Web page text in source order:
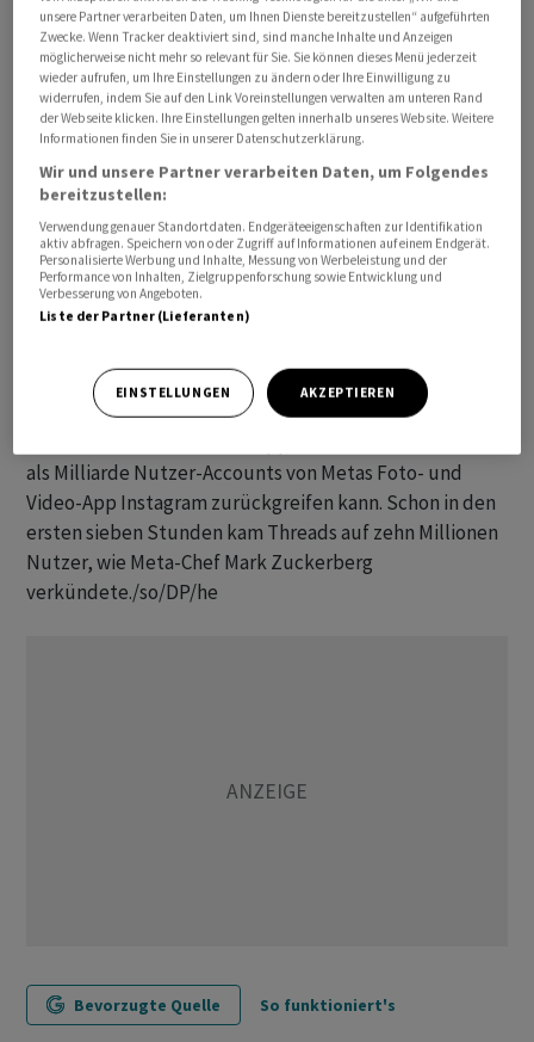
Kurznachrichtendienstes eingestellt, die über
vertrauliche interne Informationen verfügten. Twitter-
Besitzer Elon Musk hatte seit der Übernahme im
vergangenen Oktober tausende Mitarbeiter entlassen.
Viele von ihnen fanden neue Jobs bei anderen Tech-
Konzernen.
Bei Meta seien die Anschuldigungen zurückgewiesen
worden, schrieb Semafor. So arbeiteten in dem
Entwicklerteam von Threads keine ehemaligen Twitter-
Beschäftigte, hiess es.
Meta hatte seine Twitter-Konkurrenz-App in der Nacht
zum Donnerstag veröffentlicht. Threads gilt als starker
als Milliarde Nutzer-Accounts von Metas Foto- und
Video-App Instagram zurückgreifen kann. Schon in den
ersten sieben Stunden kam Threads auf zehn Millionen
Nutzer, wie Meta-Chef Mark Zuckerberg
verkündete./so/DP/he
Bevorzugte Quelle So funktioniert's
unsere Partner verarbeiten Daten, um Ihnen Dienste bereitzustellen“ aufgeführten
Zwecke. Wenn Tracker deaktiviert sind, sind manche Inhalte und Anzeigen
möglicherweise nicht mehr so relevant für Sie. Sie können dieses Menü jederzeit
wieder aufrufen, um Ihre Einstellungen zu ändern oder Ihre Einwilligung zu
widerrufen, indem Sie auf den Link Voreinstellungen verwalten am unteren Rand
der Webseite klicken. Ihre Einstellungen gelten innerhalb unseres Website. Weitere
Informationen finden Sie in unserer Datenschutzerklärung.
Wir und unsere Partner verarbeiten Daten, um Folgendes
bereitzustellen:
Verwendung genauer Standortdaten. Endgeräteeigenschaften zur Identifikation
aktiv abfragen. Speichern von oder Zugriff auf Informationen auf einem Endgerät.
Personalisierte Werbung und Inhalte, Messung von Werbeleistung und der
Performance von Inhalten, Zielgruppenforschung sowie Entwicklung und
Verbesserung von Angeboten.
Liste der Partner (Lieferanten)
EINSTELLUNGEN AKZEPTIEREN